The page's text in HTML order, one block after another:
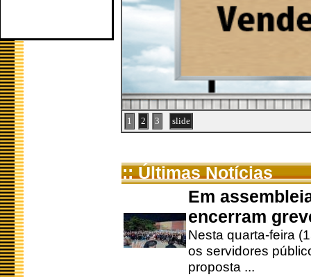
1 2 3 slide
:: Últimas Notícias
Em
encerram
Nesta quarta-feira
os servidores
proposta ...